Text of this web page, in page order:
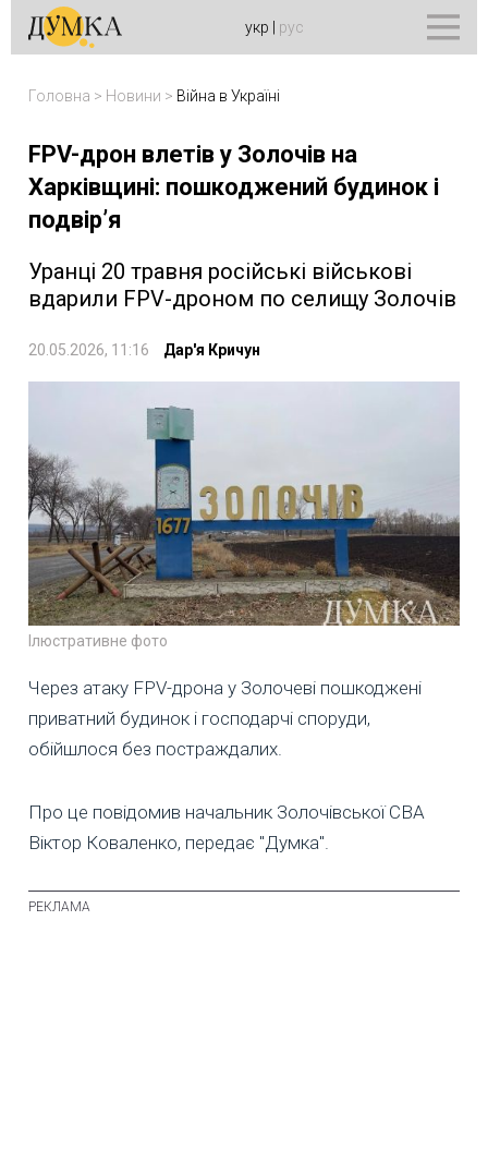
укр рус
Головна > Новини > Війна в Україні
FPV-дрон влетів у Золочів на
Харківщині: пошкоджений будинок і
подвір’я
Уранці 20 травня російські військові
вдарили FPV-дроном по селищу Золочів
20.05.2026, 11:16 Дар'я Кричун
Ілюстративне фото
Через атаку FPV-дрона у Золочеві пошкоджені
приватний будинок і господарчі споруди,
обійшлося без постраждалих.
Про це повідомив начальник Золочівської СВА
Віктор Коваленко, передає "Думка".